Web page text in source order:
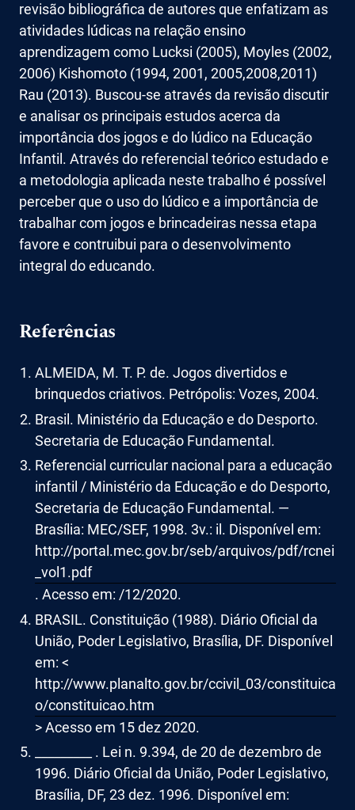
revisão bibliográfica de autores que enfatizam as
atividades lúdicas na relação ensino
aprendizagem como Lucksi (2005), Moyles (2002,
2006) Kishomoto (1994, 2001, 2005,2008,2011)
Rau (2013). Buscou-se através da revisão discutir
e analisar os principais estudos acerca da
importância dos jogos e do lúdico na Educação
Infantil. Através do referencial teórico estudado e
a metodologia aplicada neste trabalho é possível
perceber que o uso do lúdico e a importância de
trabalhar com jogos e brincadeiras nessa etapa
favore e contruibui para o desenvolvimento
integral do educando.
Referências
ALMEIDA, M. T. P. de. Jogos divertidos e
brinquedos criativos. Petrópolis: Vozes, 2004.
Brasil. Ministério da Educação e do Desporto.
Secretaria de Educação Fundamental.
Referencial curricular nacional para a educação
infantil / Ministério da Educação e do Desporto,
Secretaria de Educação Fundamental. —
Brasília: MEC/SEF, 1998. 3v.: il. Disponível em:
http://portal.mec.gov.br/seb/arquivos/pdf/rcnei
_vol1.pdf
. Acesso em: /12/2020.
BRASIL. Constituição (1988). Diário Oficial da
União, Poder Legislativo, Brasília, DF. Disponível
em: <
http://www.planalto.gov.br/ccivil_03/constituica
o/constituicao.htm
> Acesso em 15 dez 2020.
_________ . Lei n. 9.394, de 20 de dezembro de
1996. Diário Oficial da União, Poder Legislativo,
Brasília, DF, 23 dez. 1996. Disponível em: